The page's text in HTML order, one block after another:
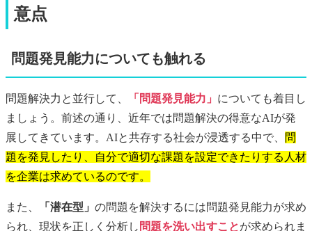
意点
問題発見能力についても触れる
問題解決力と並行して、 「問題発見能力」 についても着目し
ましょう。前述の通り、近年では問題解決の得意なAIが発
展してきています。AIと共存する社会が浸透する中で、
問
題を発見したり、自分で適切な課題を設定できたりする人材
を企業は求めているのです。
また、 「潜在型」 の問題を解決するには問題発見能力が求め
られ、現状を正しく分析し 問題を洗い出すことが求められま